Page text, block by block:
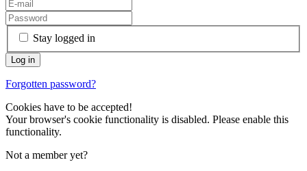
Stay logged in
Forgotten password?
Cookies have to be accepted!
Your browser's cookie functionality is disabled. Please enable this
functionality.
Not a member yet?